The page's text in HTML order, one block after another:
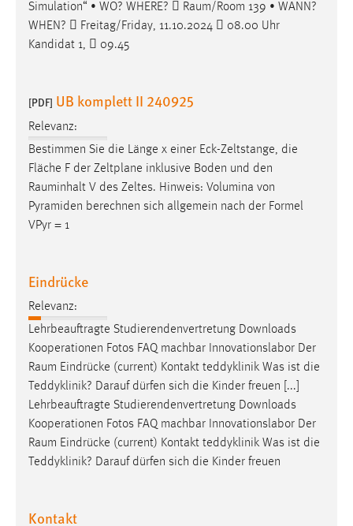
Simulation“ • WO? WHERE?  Raum/Room 139 • WANN?
WHEN?  Freitag/Friday, 11.10.2024  08.00 Uhr
Kandidat 1,  09.45
[PDF] UB komplett II 240925
Relevanz:
Bestimmen Sie die Länge x einer Eck-Zeltstange, die
Fläche F der Zeltplane inklusive Boden und den
Rauminhalt V des Zeltes. Hinweis: Volumina von
Pyramiden berechnen sich allgemein nach der Formel
VPyr = 1
Eindrücke
Relevanz:
Lehrbeauftragte Studierendenvertretung Downloads
Kooperationen Fotos FAQ machbar Innovationslabor Der
Raum Eindrücke (current) Kontakt teddyklinik Was ist die
Teddyklinik? Darauf dürfen sich die Kinder freuen [...]
Lehrbeauftragte Studierendenvertretung Downloads
Kooperationen Fotos FAQ machbar Innovationslabor Der
Raum Eindrücke (current) Kontakt teddyklinik Was ist die
Teddyklinik? Darauf dürfen sich die Kinder freuen
Kontakt